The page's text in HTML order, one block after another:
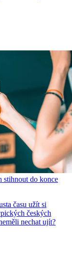
do konce
času užít si
českých
nechat ujít?